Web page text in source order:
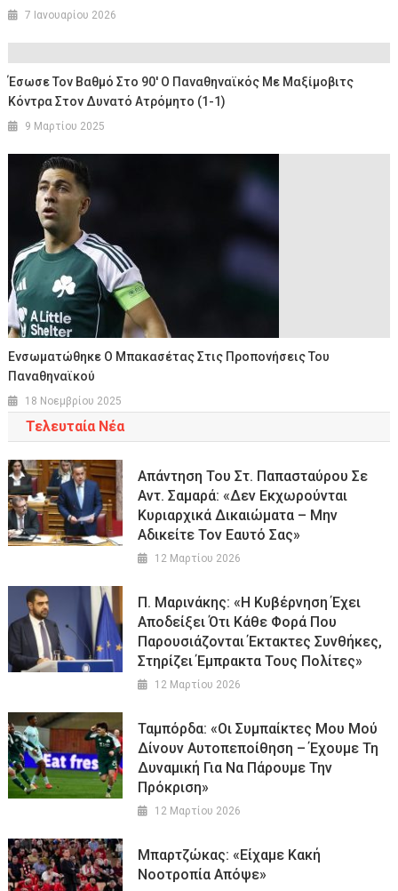
7 Ιανουαρίου 2026
Έσωσε Τον Βαθμό Στο 90′ Ο Παναθηναϊκός Με Μαξίμοβιτς
Κόντρα Στον Δυνατό Ατρόμητο (1-1)
9 Μαρτίου 2025
Ενσωματώθηκε Ο Μπακασέτας Στις Προπονήσεις Του
Παναθηναϊκού
18 Νοεμβρίου 2025
Τελευταία Νέα
Απάντηση Του Στ. Παπασταύρου Σε
Αντ. Σαμαρά: «Δεν Εκχωρούνται
Κυριαρχικά Δικαιώματα – Μην
Αδικείτε Τον Εαυτό Σας»
12 Μαρτίου 2026
Π. Μαρινάκης: «Η Κυβέρνηση Έχει
Αποδείξει Ότι Κάθε Φορά Που
Παρουσιάζονται Έκτακτες Συνθήκες,
Στηρίζει Έμπρακτα Τους Πολίτες»
12 Μαρτίου 2026
Ταμπόρδα: «Οι Συμπαίκτες Μου Μού
Δίνουν Αυτοπεποίθηση – Έχουμε Τη
Δυναμική Για Να Πάρουμε Την
Πρόκριση»
12 Μαρτίου 2026
Μπαρτζώκας: «Είχαμε Κακή
Νοοτροπία Απόψε»